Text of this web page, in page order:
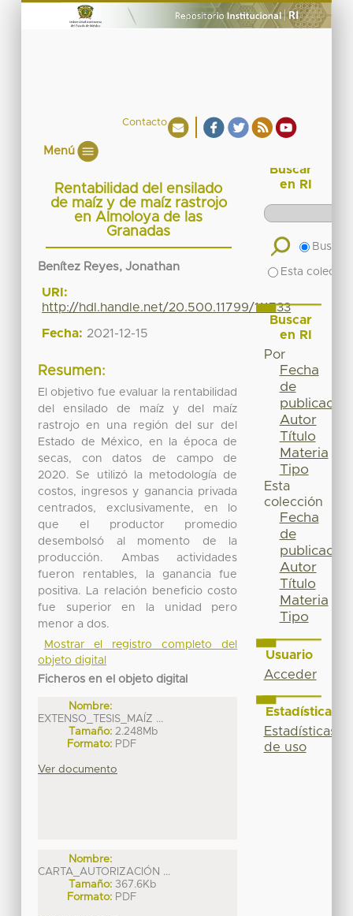
Contacto
Menú
Rentabilidad del ensilado
de maíz y de maíz rastrojo
en Almoloya de las
Granadas
Benítez Reyes, Jonathan
URI:
http://hdl.handle.net/20.500.11799/111733
Fecha: 2021-12-15
Resumen:
El objetivo fue evaluar la rentabilidad
del ensilado de maíz y del maíz
rastrojo en una región del sur del
Estado de México, en la época de
secas, con datos de campo de
2020. Se utilizó la metodología de
costos, ingresos y ganancia privada
centrados, exclusivamente, en lo
que el productor promedio
desembolsó al momento de la
producción. Ambas actividades
fueron rentables, la ganancia fue
positiva. La relación beneficio costo
fue superior en la unidad pero
menor a dos.
Mostrar el registro completo del
objeto digital
Ficheros en el objeto digital
Nombre:
EXTENSO_TESIS_MAÍZ ...
Tamaño: 2.248Mb
Formato: PDF
Ver documento
Nombre:
CARTA_AUTORIZACIÓN ...
Tamaño: 367.6Kb
Formato: PDF
Buscar
en RI
Buscar
Esta
Buscar
en RI
Por
Fecha
de
publicación
Autor
Título
Materia
Tipo
Esta
colección
Fecha
de
publicación
Autor
Título
Materia
Tipo
Usuario
Acceder
Estadísticas
Estadísticas
de uso